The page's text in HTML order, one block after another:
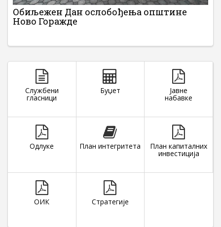
Обиљежен Дан ослобођења општине
Ново Горажде
Службени
гласници
Буџет Јавне
набавке
Одлуке План интегритета План капиталних
инвестиција
ОИК Стратегије